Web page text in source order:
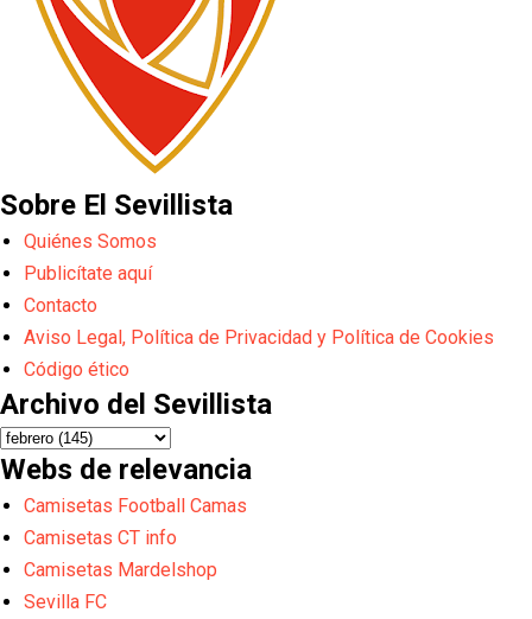
Sobre El Sevillista
Quiénes Somos
Publicítate aquí
Contacto
Aviso Legal, Política de Privacidad y Política de Cookies
Código ético
Archivo del Sevillista
Webs de relevancia
Camisetas Football Camas
Camisetas CT info
Camisetas Mardelshop
Sevilla FC